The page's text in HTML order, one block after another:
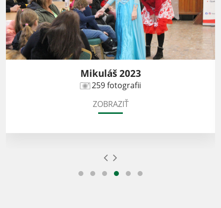
Mikuláš 2023
259 fotografii
ZOBRAZIŤ